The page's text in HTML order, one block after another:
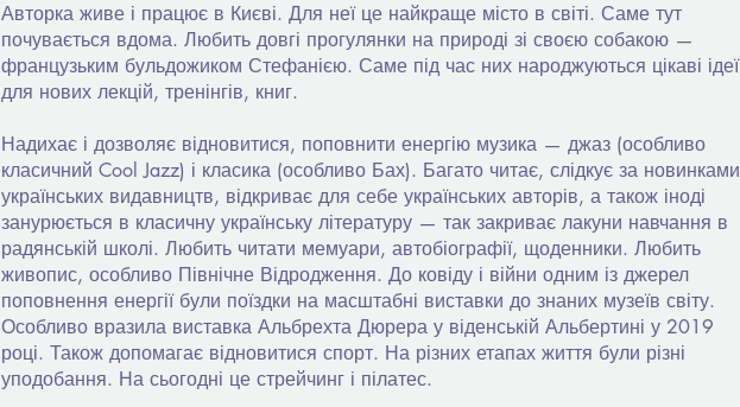
Авторка живе і працює в Києві. Для неї це найкраще місто в світі. Саме тут
почувається вдома. Любить довгі прогулянки на природі зі своєю собакою —
французьким бульдожиком Стефанією. Саме під час них народжуються цікаві ідеї
для нових лекцій, тренінгів, книг.
Надихає і дозволяє відновитися, поповнити енергію музика — джаз (особливо
класичний Cool Jazz) і класика (особливо Бах). Багато читає, слідкує за новинками
українських видавництв, відкриває для себе українських авторів, а також іноді
занурюється в класичну українську літературу — так закриває лакуни навчання в
радянській школі. Любить читати мемуари, автобіографії, щоденники. Любить
живопис, особливо Північне Відродження. До ковіду і війни одним із джерел
поповнення енергії були поїздки на масштабні виставки до знаних музеїв світу.
Особливо вразила виставка Альбрехта Дюрера у віденській Альбертині у 2019
році. Також допомагає відновитися спорт. На різних етапах життя були різні
уподобання. На сьогодні це стрейчинг і пілатес.